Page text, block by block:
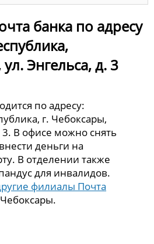
банка по адресу
Энгельса, д. 3
по адресу:
г. Чебоксары,
3. В офисе можно снять
деньги на
В отделении также
для инвалидов.
филиалы Почта